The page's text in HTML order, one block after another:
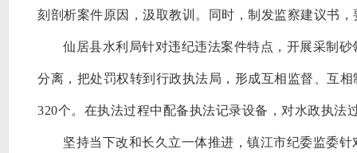
刻剖析案件原因，汲取教训。同时，制发监察建议书
仙居县水利局针对违纪违法案件特点，开展采制
分离，把处罚权转到行政执法局，形成互相监督、互
320个。在执法过程中配备执法记录设备，对水政执法
坚持当下改和长久立一体推进，镇江市纪委监委